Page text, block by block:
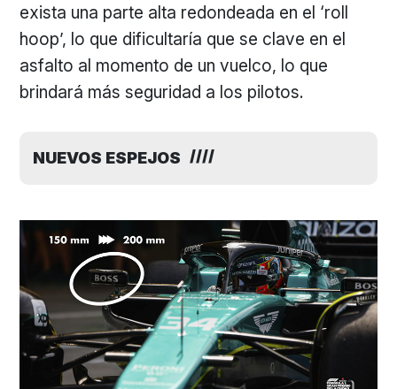
exista una parte alta redondeada en el ‘roll
hoop’, lo que dificultaría que se clave en el
asfalto al momento de un vuelco, lo que
brindará más seguridad a los pilotos.
NUEVOS ESPEJOS